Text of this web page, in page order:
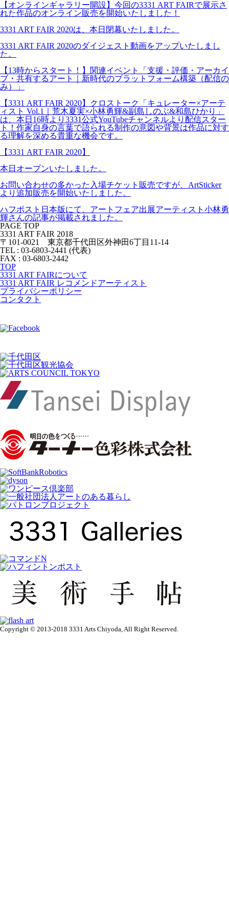
【オンラインギャラリー開設】今回の3331 ART FAIRで展示さ
れた作品のオンライン販売を開始いたしました！
3331 ART FAIR 2020は、本日閉幕いたしました。
3331 ART FAIR 2020のダイジェスト動画をアップいたしまし
た。
【13時からスタート！】関連イベント「支援・評価・アーカイ
ブ・共有するアート｜新時代のプラットフォーム構築（配信の
み）」
【3331 ART FAIR 2020】クロストーク「キュレーター×アーテ
ィスト Vol.1｜荒木夏実×小林勇輝&副島しのぶ&和島ひかり」
は、本日16時より3331公式YouTubeチャンネルより配信スター
ト！作家自身の言葉で語られる制作の意図や背景は作品に対す
る理解を深める貴重な機会です。
【3331 ART FAIR 2020】
本日オープンいたしました。
お問い合わせの多かった入場チケット販売ですが、ArtSticker
より追加販売を開始いたしました。
ハフポスト日本版にて、アートフェア出展アーティスト小林勇
輝さんの記事が掲載されました。
PAGE TOP
3331 ART FAIR 2018
〒101-0021 東京都千代田区外神田6丁目11-14
TEL : 03-6803-2441 (代表)
FAX : 03-6803-2442
TOP
3331 ART FAIRについて
3331 ART FAIR レコメンドアーティスト
プライバシーポリシー
コンタクト
Copyright © 2013-2018 3331 Arts Chiyoda, All Right Reserved.